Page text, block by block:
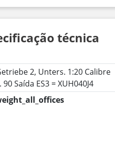
técnica
2, Unters. 1:20 Calibre
Saída ES3 = XUH040J4